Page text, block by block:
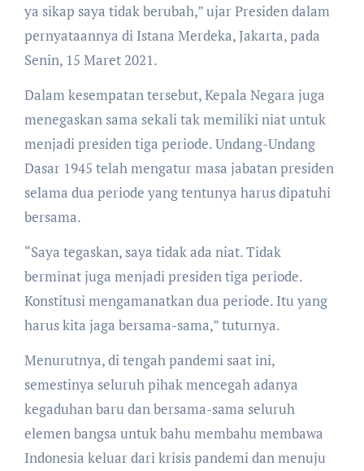
ya sikap saya tidak berubah,” ujar Presiden dalam
pernyataannya di Istana Merdeka, Jakarta, pada
Senin, 15 Maret 2021.
Dalam kesempatan tersebut, Kepala Negara juga
menegaskan sama sekali tak memiliki niat untuk
menjadi presiden tiga periode. Undang-Undang
Dasar 1945 telah mengatur masa jabatan presiden
selama dua periode yang tentunya harus dipatuhi
bersama.
“Saya tegaskan, saya tidak ada niat. Tidak
berminat juga menjadi presiden tiga periode.
Konstitusi mengamanatkan dua periode. Itu yang
harus kita jaga bersama-sama,” tuturnya.
Menurutnya, di tengah pandemi saat ini,
semestinya seluruh pihak mencegah adanya
kegaduhan baru dan bersama-sama seluruh
elemen bangsa untuk bahu membahu membawa
Indonesia keluar dari krisis pandemi dan menuju